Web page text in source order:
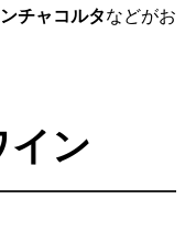
チャコルタなどがお
イン